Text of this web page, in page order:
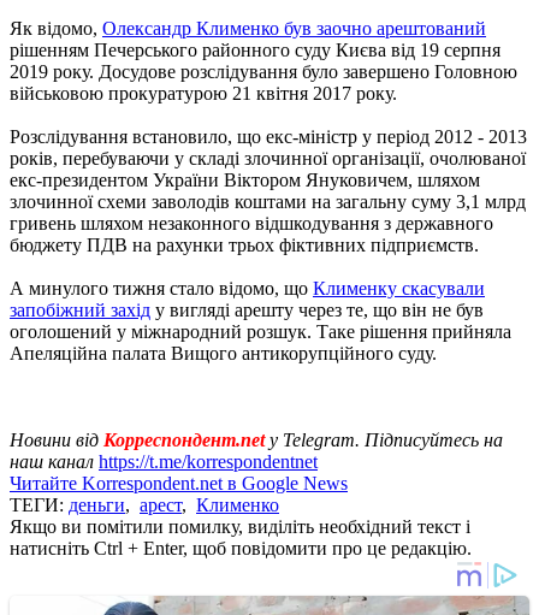
Як відомо, Олександр Клименко був заочно арештований
рішенням Печерського районного суду Києва від 19 серпня
2019 року. Досудове розслідування було завершено Головною
військовою прокуратурою 21 квітня 2017 року.
Розслідування встановило, що екс-міністр у період 2012 - 2013
років, перебуваючи у складі злочинної організації, очолюваної
екс-президентом України Віктором Януковичем, шляхом
злочинної схеми заволодів коштами на загальну суму 3,1 млрд
гривень шляхом незаконного відшкодування з державного
бюджету ПДВ на рахунки трьох фіктивних підприємств.
А минулого тижня стало відомо, що Клименку скасували
запобіжний захід у вигляді арешту через те, що він не був
оголошений у міжнародний розшук. Таке рішення прийняла
Апеляційна палата Вищого антикорупційного суду.
Новини від Корреспондент.net у Telegram. Підписуйтесь на
наш канал https://t.me/korrespondentnet
Читайте Korrespondent.net в Google News
ТЕГИ: деньги, арест, Клименко
Якщо ви помітили помилку, виділіть необхідний текст і
натисніть Ctrl + Enter, щоб повідомити про це редакцію.